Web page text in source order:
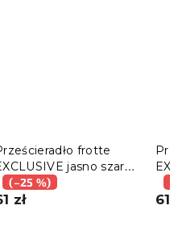
frotte
jasno szare
200x220 cm
(–25 %)
zł 61